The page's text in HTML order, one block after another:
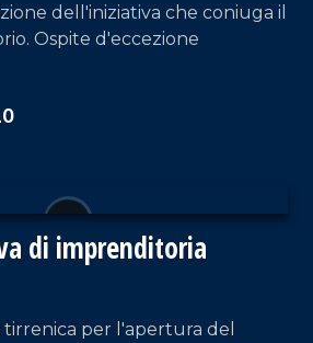
dell'iniziativa che coniuga il
Ospite d'eccezione
di imprenditoria
tirrenica per l'apertura del